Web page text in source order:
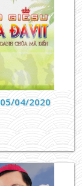
hè 07-2023
04/2020